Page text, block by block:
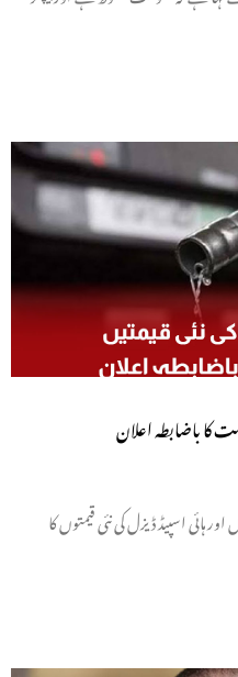
کا باضابطہ اعلان
ہائی اسپیڈ ڈیزل کی نئی قیمتوں کا